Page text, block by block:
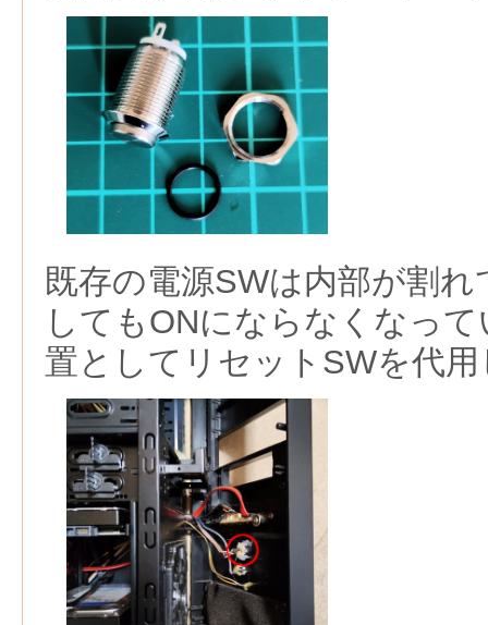
既存の電源SWは内部が割
してもONにならなくなっ
置としてリセットSWを代